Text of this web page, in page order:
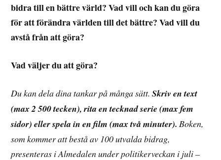
bidra till en bättre värld? Vad vill och kan du göra
för att förändra världen till det bättre? Vad vill du
avstå från att göra?
Vad väljer du att göra?
Du kan dela dina tankar på många sätt.Skriv en text
(max 2 500 tecken), rita en tecknad serie (max fem
sidor) eller spela in en film (max två minuter). Boken,
som kommer att bestå av 100 utvalda bidrag,
presenteras i Almedalen under politikerveckan i juli –